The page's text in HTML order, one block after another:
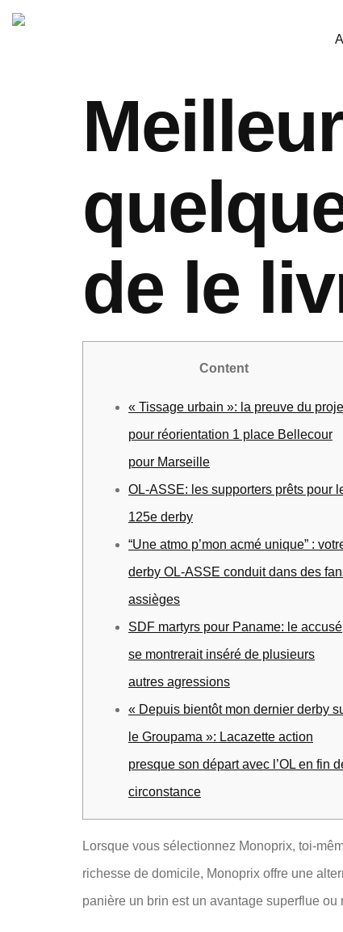
de le
Content
« Tissage urbain »: la preuve du
pour réorientation 1 place Bellecour
pour Marseille
OL-ASSE: les supporters prêts pour
125e derby
“Une atmo p’mon acmé unique” :
derby OL-ASSE conduit dans des
assièges
SDF martyrs pour Paname: le accusé
se montrerait inséré de plusieurs
autres agressions
« Depuis bientôt mon dernier derby
le Groupama »: Lacazette action
presque son départ avec l’OL en fin
circonstance
Lorsque vous sélectionnez Monoprix, toi-
richesse de domicile, Monoprix offre une
panière un brin est un avantage superflue